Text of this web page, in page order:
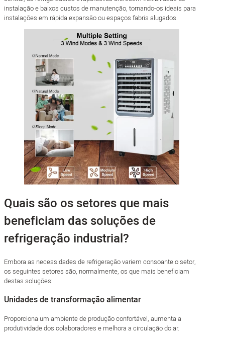
instalação e baixos custos de manutenção, tornando-os ideais para
instalações em rápida expansão ou espaços fabris alugados.
Quais são os setores que mais
beneficiam das soluções de
refrigeração industrial?
Embora as necessidades de refrigeração variem consoante o setor,
os seguintes setores são, normalmente, os que mais beneficiam
destas soluções:
Unidades de transformação alimentar
Proporciona um ambiente de produção confortável, aumenta a
produtividade dos colaboradores e melhora a circulação do ar.